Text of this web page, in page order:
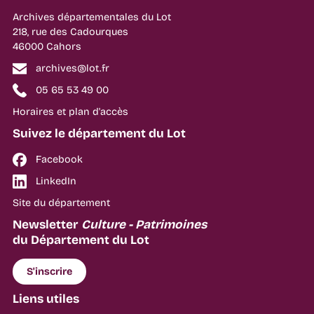
Archives départementales du Lot
218, rue des Cadourques
46000 Cahors
archives@lot.fr
05 65 53 49 00
Horaires et plan d'accès
Suivez le département du Lot
Facebook
LinkedIn
Site du département
Newsletter Culture - Patrimoines
du Département du Lot
S'inscrire
Liens utiles